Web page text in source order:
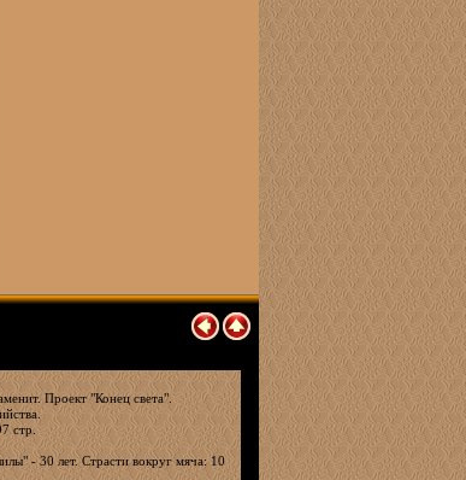
Проект "Конец света".
стр.
- 30 лет. Страсти вокруг мяча: 10